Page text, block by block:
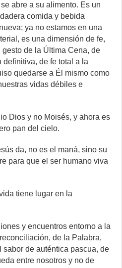
abre a su alimento. Es un
comida y bebida
ya no estamos en una
es una dimensión de fe,
de la Última Cena, de
de fe total a la
quedarse a Él mismo como
vidas débiles e
Dios y no Moisés, y ahora es
pan del cielo.
da, no es el maná, sino su
para que el ser humano viva
tiene lugar en la
y encuentros entorno a la
de la Palabra,
de auténtica pascua, de
entre nosotros y no de